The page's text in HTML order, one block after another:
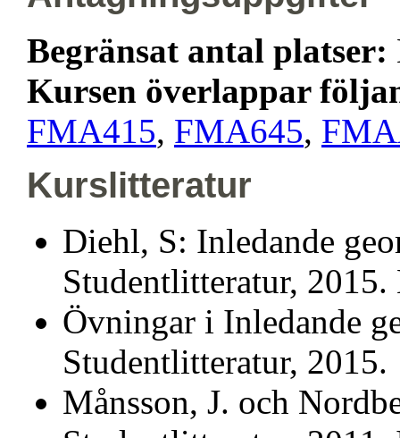
Begränsat antal platser:
Kursen överlappar
FMA415, FMA645,
Kurslitteratur
Diehl, S: Inledande
Studentlitteratur,
Övningar i Inledande
Studentlitteratur, 2015.
Månsson, J. och